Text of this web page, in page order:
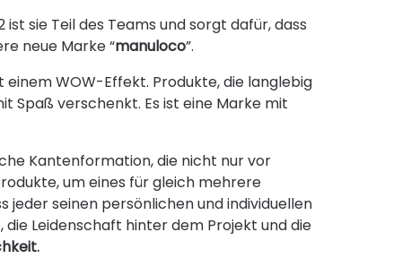
sie Teil des Teams und sorgt dafür, dass
neue Marke “manuloco”.
WOW-Effekt. Produkte, die langlebig
Spaß verschenkt. Es ist eine Marke mit
Kantenformation, die nicht nur vor
um eines für gleich mehrere
jeder seinen persönlichen und individuellen
Leidenschaft hinter dem Projekt und die
.